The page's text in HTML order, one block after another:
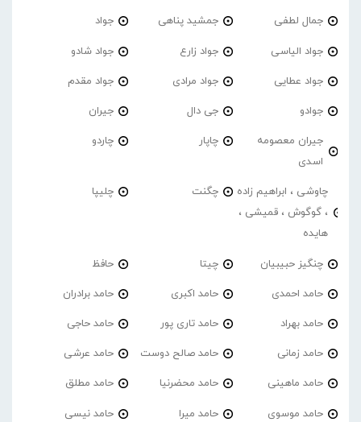
جمال لطفی جمشید پناهی جواد
جواد الیاسی جواد زارع جواد شادو
جواد عطایی جواد مرادی جواد مقدم
جوادو جی دال جیران
جیران معصومه
اسدی
چاپار چاردو
چاوشی ، ابراهیم زاده
، گوگوش ، قمیشی ،
هایده
چگنت چلیپا
چنگیز حبیبیان چیتا حافظ
حامد احمدی حامد اکبری حامد برادران
حامد بهراد حامد تاری پور حامد حاجی
حامد زمانی حامد صالح دوست حامد عرشی
حامد ماهینی حامد محضرنیا حامد مطلق
حامد موسوی حامد میرا حامد نیسی